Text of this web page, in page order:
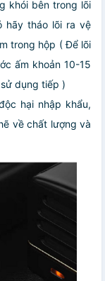
khói bên trong lõi
hãy tháo lõi ra vệ
trong hộp ( Để lõi
ấm khoản 10-15
dụng tiếp )
hại nhập khẩu,
về chất lượng và